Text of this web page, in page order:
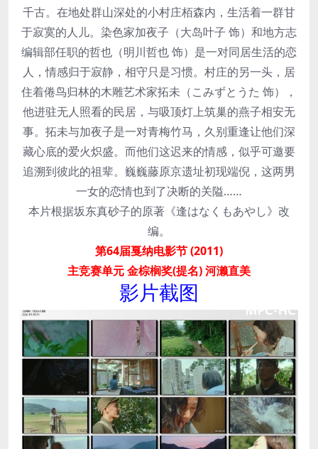
千古。在地处群山深处的小村庄栢森内，生活着一群甘
于寂寞的人儿。染色家加夜子（大岛叶子 饰）和地方志
编辑部任职的哲也（明川哲也 饰）是一对同居生活的恋
人，情感归于寂静，相守只是习惯。村庄的另一头，居
住着倦鸟归林的木雕艺术家拓未（こみずとうた 饰），
他进驻无人照看的民居，与吸顶灯上筑巢的燕子相安无
事。拓未与加夜子是一对青梅竹马，久别重逢让他们深
藏心底的爱火炽盛。而他们这迟来的情感，似乎可邀要
追溯到彼此的祖辈。巍巍藤原京遗址初现端倪，这两男
一女的恋情也到了决断的关隘……
本片根据坂东真砂子的原著《逢はなくもあやし》改
编。
第64届戛纳电影节 (2011)
主竞赛单元 金棕榈奖(提名) 河濑直美
影片截图